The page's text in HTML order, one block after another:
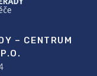
– CENTRUM